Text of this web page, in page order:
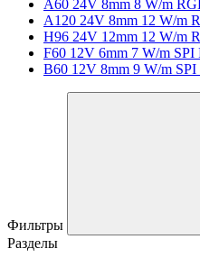
A60 24V 8mm 8 W/m
A120 24V 8mm 12 W/m
H96 24V 12mm 12 W/m
F60 12V 6mm 7 W/m SPI
B60 12V 8mm 9 W/m SPI
Фильтры
Разделы